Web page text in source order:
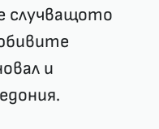
случващото
и